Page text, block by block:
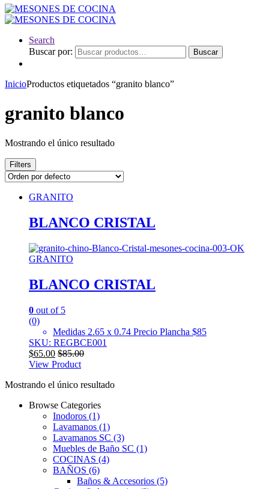
Search
Buscar por:
Buscar
InicioProductos etiquetados “granito blanco”
granito blanco
Mostrando el único resultado
Filters
GRANITO
BLANCO CRISTAL
GRANITO
BLANCO CRISTAL
0 out of 5
(0)
Medidas 2.65 x 0.74 Precio Plancha $85
SKU: REGBCE001
$65.00 $85.00
View Product
Mostrando el único resultado
Browse Categories
Inodoros (1)
Lavamanos (1)
Lavamanos SC (3)
Muebles de Baño SC (1)
COCINAS (4)
BAÑOS (6)
Baños & Accesorios (5)